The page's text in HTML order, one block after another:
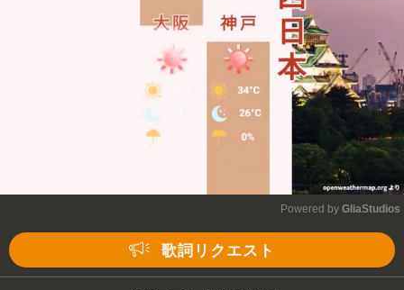
Powered by GliaStudios
歌詞リクエスト